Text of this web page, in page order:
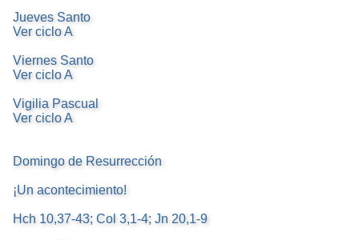
Jueves Santo
Ver ciclo A
Viernes Santo
Ver ciclo A
Vigilia Pascual
Ver ciclo A
Domingo de Resurrección
¡Un acontecimiento!
Hch 10,37-43; Col 3,1-4; Jn 20,1-9